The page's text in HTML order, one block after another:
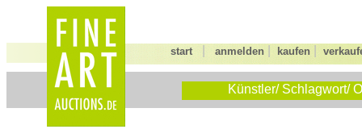
start anmelden kaufen
Künstler/ Schlagwort/